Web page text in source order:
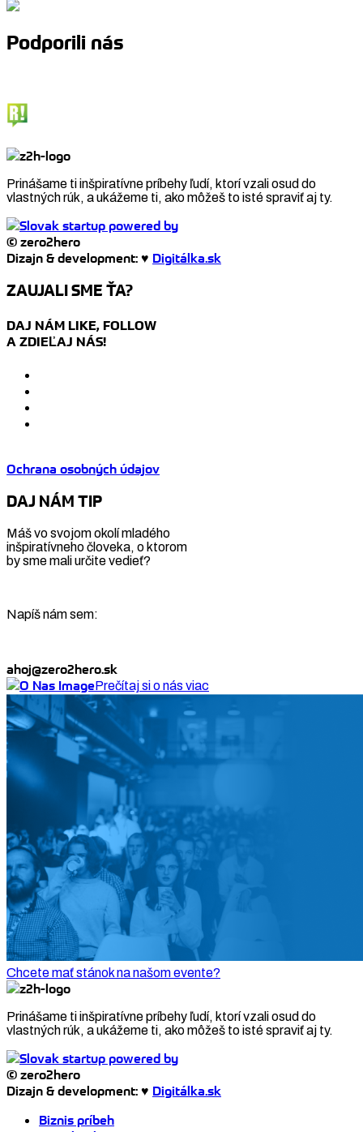
Podporili nás
Prinášame ti inšpiratívne príbehy ľudí, ktorí vzali osud do
vlastných rúk, a ukážeme ti, ako môžeš to isté spraviť aj ty.
© zero2hero
Dizajn & development: ♥ Digitálka.sk
ZAUJALI SME ŤA?
DAJ NÁM LIKE, FOLLOW
A ZDIEĽAJ NÁS!
Ochrana osobných údajov
DAJ NÁM TIP
Máš vo svojom okolí mladého
inšpiratívneho človeka, o ktorom
by sme mali určite vedieť?
Napíš nám sem:
ahoj@zero2hero.sk
Prečítaj si o nás viac
Chcete mať stánok na našom evente?
Prinášame ti inšpiratívne príbehy ľudí, ktorí vzali osud do
vlastných rúk, a ukážeme ti, ako môžeš to isté spraviť aj ty.
© zero2hero
Dizajn & development: ♥ Digitálka.sk
Biznis príbeh